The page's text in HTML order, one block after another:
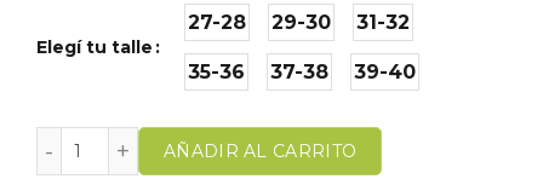
Elegí tu talle
27-28 29-30 31-32
35-36 37-38 39-40
AÑADIR AL CARRITO